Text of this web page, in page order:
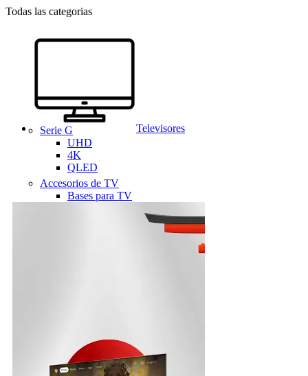
Todas las categorias
Televisores
Serie G
UHD
4K
QLED
Accesorios de TV
Bases para TV